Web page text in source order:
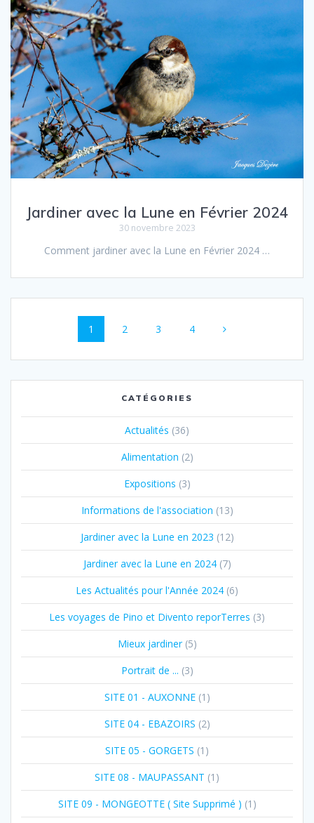
Jardiner avec la Lune en Février 2024
30 novembre 2023
Comment jar­diner avec la Lune en Février 2024 …
Navigation
sein
Page
1 Page
2 Page
3 Page
4
CATÉGORIES
Actualités (36)
Alimentation (2)
Expositions (3)
Informations de l'association (13)
Jardiner avec la Lune en 2023 (12)
Jardiner avec la Lune en 2024(7)
Les Actualités pour l'Année 2024 (6)
Les voyages de Pino et Divento reporTerres (3)
Mieux jardiner(5)
Portrait de ... (3)
SITE 01 - AUXONNE(1)
SITE 04 - EBAZOIRS (2)
SITE 05 - GORGETS (1)
SITE 08 - MAUPASSANT (1)
SITE 09 - MONGEOTTE ( Site Supprimé ) (1)